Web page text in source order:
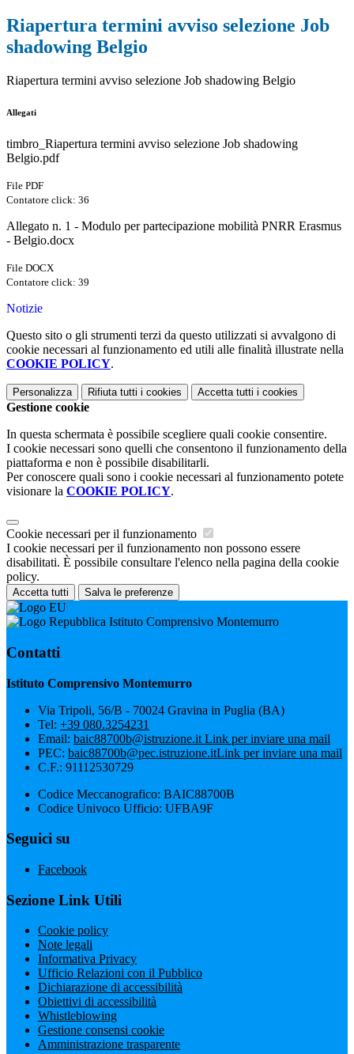
Riapertura termini avviso selezione Job
shadowing Belgio
Riapertura termini avviso selezione Job shadowing Belgio
Allegati
timbro_Riapertura termini avviso selezione Job shadowing
Belgio.pdf
File PDF
Contatore click: 36
Allegato n. 1 - Modulo per partecipazione mobilità PNRR Erasmus
- Belgio.docx
File DOCX
Contatore click: 39
Notizie
Questo sito o gli strumenti terzi da questo utilizzati si avvalgono di
cookie necessari al funzionamento ed utili alle finalità illustrate nella
COOKIE POLICY.
Personalizza Rifiuta tutti i cookies Accetta tutti i cookies
Gestione cookie
In questa schermata è possibile scegliere quali cookie consentire.
I cookie necessari sono quelli che consentono il funzionamento della
piattaforma e non è possibile disabilitarli.
Per conoscere quali sono i cookie necessari al funzionamento potete
visionare la COOKIE POLICY.
Cookie necessari per il funzionamento
I cookie necessari per il funzionamento non possono essere
disabilitati. È possibile consultare l'elenco nella pagina della cookie
policy.
Accetta tutti Salva le preferenze
Istituto Comprensivo Montemurro
Contatti
Istituto Comprensivo Montemurro
Via Tripoli, 56/B - 70024 Gravina in Puglia (BA)
Tel: +39 080.3254231
Email: baic88700b@istruzione.it Link per inviare una mail
PEC: baic88700b@pec.istruzione.itLink per inviare una mail
C.F.: 91112530729
Codice Meccanografico: BAIC88700B
Codice Univoco Ufficio: UFBA9F
Seguici su
Facebook
Sezione Link Utili
Cookie policy
Note legali
Informativa Privacy
Ufficio Relazioni con il Pubblico
Dichiarazione di accessibilità
Obiettivi di accessibilità
Whistleblowing
Gestione consensi cookie
Amministrazione trasparente